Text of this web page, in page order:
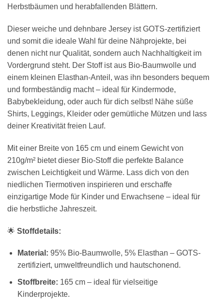
Herbstbäumen und herabfallenden Blättern.
Dieser weiche und dehnbare Jersey ist GOTS-zertifiziert
und somit die ideale Wahl für deine Nähprojekte, bei
denen nicht nur Qualität, sondern auch Nachhaltigkeit im
Vordergrund steht. Der Stoff ist aus Bio-Baumwolle und
einem kleinen Elasthan-Anteil, was ihn besonders bequem
und formbeständig macht – ideal für Kindermode,
Babybekleidung, oder auch für dich selbst! Nähe süße
Shirts, Leggings, Kleider oder gemütliche Mützen und lass
deiner Kreativität freien Lauf.
Mit einer Breite von 165 cm und einem Gewicht von
210g/m² bietet dieser Bio-Stoff die perfekte Balance
zwischen Leichtigkeit und Wärme. Lass dich von den
niedlichen Tiermotiven inspirieren und erschaffe
einzigartige Mode für Kinder und Erwachsene – ideal für
die herbstliche Jahreszeit.
🌟 Stoffdetails:
Material: 95% Bio-Baumwolle, 5% Elasthan – GOTS-
zertifiziert, umweltfreundlich und hautschonend.
Stoffbreite: 165 cm – ideal für vielseitige
Kinderprojekte.